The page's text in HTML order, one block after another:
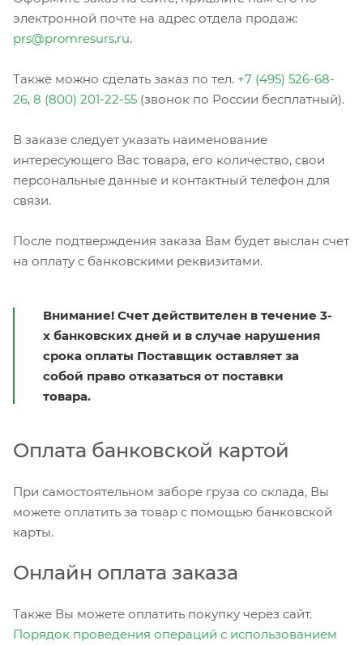
электронной почте на адрес отдела продаж:
prs@promresurs.ru.
Также можно сделать заказ по тел. +7 (495) 526-68-
26, 8 (800) 201-22-55 (звонок по России бесплатный).
В заказе следует указать наименование
интересующего Вас товара, его количество, свои
персональные данные и контактный телефон для
связи.
После подтверждения заказа Вам будет выслан счет
на оплату с банковскими реквизитами.
Внимание! Счет действителен в течение 3-
х банковских дней и в случае нарушения
срока оплаты Поставщик оставляет за
собой право отказаться от поставки
товара.
Оплата банковской картой
При самостоятельном заборе груза со склада, Вы
можете оплатить за товар с помощью банковской
карты.
Онлайн оплата заказа
Также Вы можете оплатить покупку через сайт.
Порядок проведения операций с использованием